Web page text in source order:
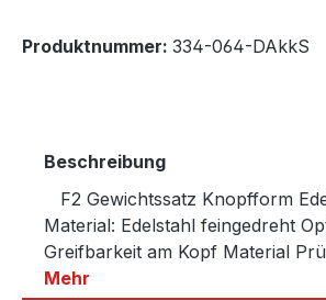
Produktnummer: 334-064-DAkkS
Beschreibung
F2 Gewichtssatz Knopfform
Material: Edelstahl feingedreht
Greifbarkeit am Kopf Material
Mehr